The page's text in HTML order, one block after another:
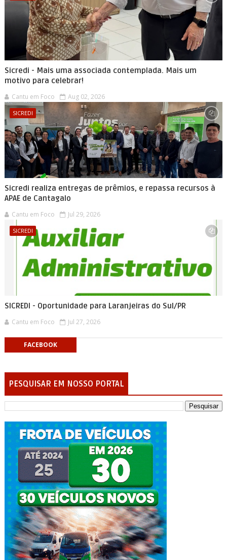
Sicredi - Mais uma associada contemplada. Mais um
motivo para celebrar!
Cantu em Foco Aug 02, 2026
SICREDI
Sicredi realiza entregas de prêmios, e repassa recursos à
APAE de Cantagalo
Cantu em Foco Jul 29, 2026
SICREDI
SICREDI - Oportunidade para Laranjeiras do Sul/PR
Cantu em Foco Jul 27, 2026
FACEBOOK
PESQUISAR EM NOSSO PORTAL